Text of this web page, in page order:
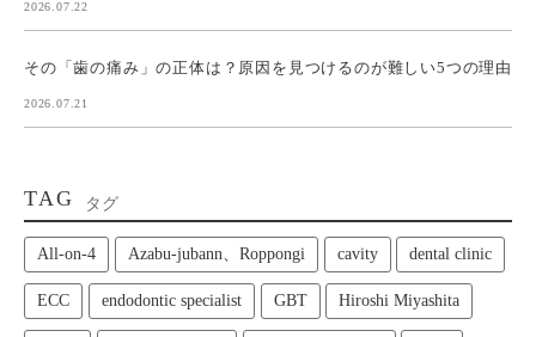
2026.07.22
その「歯の痛み」の正体は？原因を見つけるのが難しい5つの理由
2026.07.21
TAG タグ
All‑on‑4 Azabu-jubann、Roppongi cavity dental clinic
ECC endodontic specialist GBT Hiroshi Miyashita